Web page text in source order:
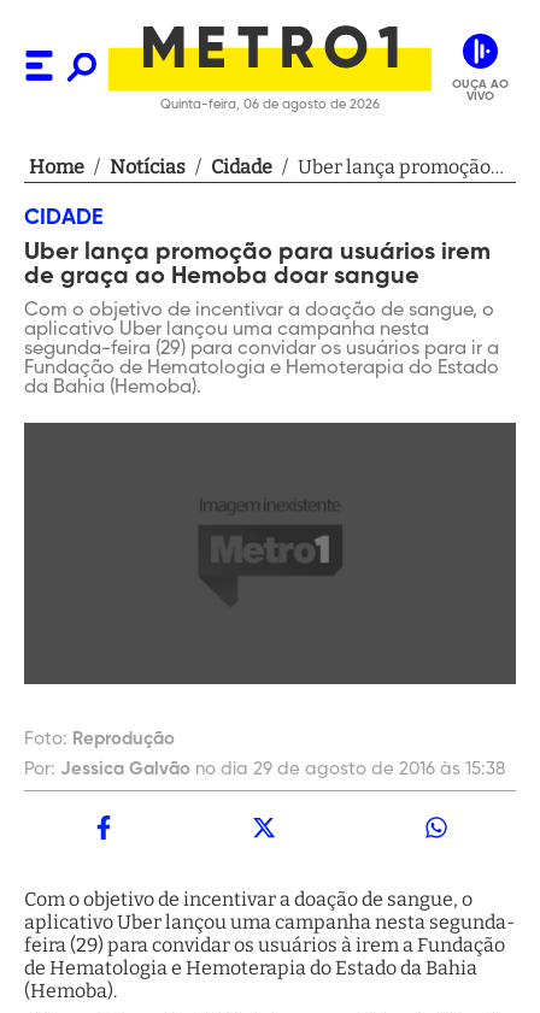
Quinta-feira, 06 de agosto de 2026
OUÇA AO
VIVO
Home / Notícias / Cidade / Uber lança promoção
sangue
CIDADE
Uber lança promoção para usuários irem
de graça ao Hemoba doar sangue
Com o objetivo de incentivar a doação de sangue, o
aplicativo Uber lançou uma campanha nesta
segunda-feira (29) para convidar os usuários para ir a
Fundação de Hematologia e Hemoterapia do Estado
da Bahia (Hemoba).
Foto: Reprodução
Por: Jessica Galvão no dia 29 de agosto de 2016 às 15:38
Com o objetivo de incentivar a doação de sangue, o
aplicativo Uber lançou uma campanha nesta segunda-
feira (29) para convidar os usuários à irem a Fundação
de Hematologia e Hemoterapia do Estado da Bahia
(Hemoba).